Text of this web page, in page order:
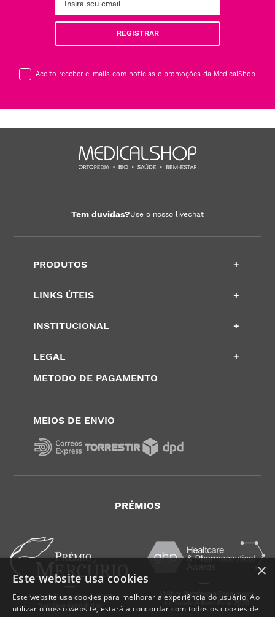
REGISTRAR
Aceito receber e-mails com notícias e promoções da MedicalShop
Tem duvidas?Use o nosso livechat
PRODUTOS +
LINKS ÚTEIS +
INSTITUCIONAL +
LEGAL
+
METODO DE PAGAMENTO
MEIOS DE ENVIO
PRÉMIOS
×
Este website usa cookies
Este website usa cookies para melhorar a experiência do usuário. Ao
utilizar o nosso website, estará a concordar com todos os cookies de